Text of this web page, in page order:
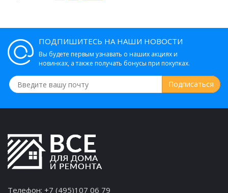
ПОДПИШИТЕСЬ НА НАШИ НОВОСТИ
Вы будете первым узнавать о наших акциях и
новинках, а также получать бонусы при покупках.
Телефон: +7 (495)107 06 79